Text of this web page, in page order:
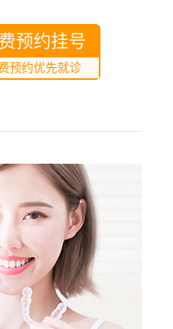
预约挂号
预约优先就诊